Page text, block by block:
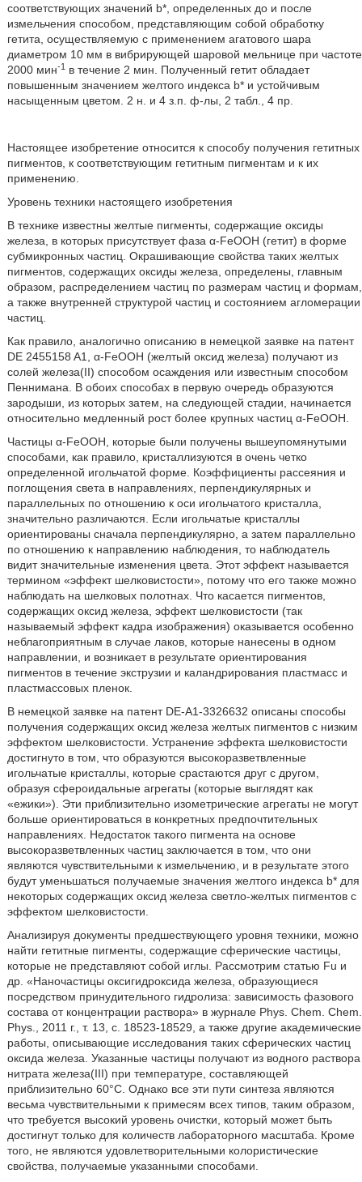
соответствующих значений b*, определенных до и после
измельчения способом, представляющим собой обработку
гетита, осуществляемую с применением агатового шара
диаметром 10 мм в вибрирующей шаровой мельнице при частоте
2000 мин-1в течение 2 мин. Полученный гетит обладает
повышенным значением желтого индекса b* и устойчивым
насыщенным цветом. 2 н. и 4 з.п. ф-лы, 2 табл., 4 пр.
Настоящее изобретение относится к способу получения гетитных
пигментов, к соответствующим гетитным пигментам и к их
применению.
Уровень техники настоящего изобретения
В технике известны желтые пигменты, содержащие оксиды
железа, в которых присутствует фаза α-FeOOH (гетит) в форме
субмикронных частиц. Окрашивающие свойства таких желтых
пигментов, содержащих оксиды железа, определены, главным
образом, распределением частиц по размерам частиц и формам,
а также внутренней структурой частиц и состоянием агломерации
частиц.
Как правило, аналогично описанию в немецкой заявке на патент
DE 2455158 A1, α-FeOOH (желтый оксид железа) получают из
солей железа(II) способом осаждения или известным способом
Пеннимана. В обоих способах в первую очередь образуются
зародыши, из которых затем, на следующей стадии, начинается
относительно медленный рост более крупных частиц α-FeOOH.
Частицы α-FeOOH, которые были получены вышеупомянутыми
способами, как правило, кристаллизуются в очень четко
определенной игольчатой форме. Коэффициенты рассеяния и
поглощения света в направлениях, перпендикулярных и
параллельных по отношению к оси игольчатого кристалла,
значительно различаются. Если игольчатые кристаллы
ориентированы сначала перпендикулярно, а затем параллельно
по отношению к направлению наблюдения, то наблюдатель
видит значительные изменения цвета. Этот эффект называется
термином «эффект шелковистости», потому что его также можно
наблюдать на шелковых полотнах. Что касается пигментов,
содержащих оксид железа, эффект шелковистости (так
называемый эффект кадра изображения) оказывается особенно
неблагоприятным в случае лаков, которые нанесены в одном
направлении, и возникает в результате ориентирования
пигментов в течение экструзии и каландрирования пластмасс и
пластмассовых пленок.
В немецкой заявке на патент DE-A1-3326632 описаны способы
получения содержащих оксид железа желтых пигментов с низким
эффектом шелковистости. Устранение эффекта шелковистости
достигнуто в том, что образуются высокоразветвленные
игольчатые кристаллы, которые срастаются друг с другом,
образуя сфероидальные агрегаты (которые выглядят как
«ежики»). Эти приблизительно изометрические агрегаты не могут
больше ориентироваться в конкретных предпочтительных
направлениях. Недостаток такого пигмента на основе
высокоразветвленных частиц заключается в том, что они
являются чувствительными к измельчению, и в результате этого
будут уменьшаться получаемые значения желтого индекса b* для
некоторых содержащих оксид железа светло-желтых пигментов с
эффектом шелковистости.
Анализируя документы предшествующего уровня техники, можно
найти гетитные пигменты, содержащие сферические частицы,
которые не представляют собой иглы. Рассмотрим статью Fu и
др. «Наночастицы оксигидроксида железа, образующиеся
посредством принудительного гидролиза: зависимость фазового
состава от концентрации раствора» в журнале Phys. Chem. Chem.
Phys., 2011 г., т. 13, с. 18523-18529, а также другие академические
работы, описывающие исследования таких сферических частиц
оксида железа. Указанные частицы получают из водного раствора
нитрата железа(III) при температуре, составляющей
приблизительно 60°С. Однако все эти пути синтеза являются
весьма чувствительными к примесям всех типов, таким образом,
что требуется высокий уровень очистки, который может быть
достигнут только для количеств лабораторного масштаба. Кроме
того, не являются удовлетворительными колористические
свойства, получаемые указанными способами.